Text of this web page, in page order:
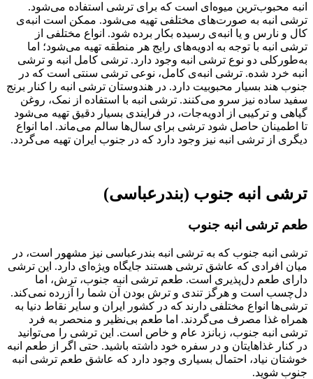
انبه محبوب‌ترین میوه‌ای است که برای ترشی استفاده می‌شود.
ترشی انبه به صورت‌های مختلفی تهیه می‌شود. ممکن است انبه‌ی
کال و نارس و یا انبه‌ی رسیده بکار برده شود. انواع مختلفی از
ترشی انبه با توجه به ادویه‌های رایج هر منطقه تهیه می‌شود؛ اما
به‌طور‌کلی دو نوع ترشی انبه وجود دارد. ترشی کامل انبه و ترشی
انبه خرد شده. ترشی انبه‌ی کامل، نوعی ترشی سنتی است که در
جنوب هند بسیار محبوبیت دارد. در هندوستان ترشی انبه را کنار برنج
سفید ساده نیز سرو می‌کنند. ترشی انبه با استفاده از نمک، روغن
گیاهی و ترکیبی از ادویه‌جات، در فرایندی بسیار دقیق تهیه می‌شود
تا اطمینان حاصل شود ترشی برای سال‌ها سالم می‌ماند. اما انواع
دیگری از ترشی انبه نیز وجود دارد که در جنوب ایران تهیه می‌گردد.
ترشی انبه جنوب (بندرعباسی)
طعم ترشی انبه جنوب
ترشی انبه جنوب که به ترشی انبه بندرعباسی نیز مشهور است، در
میان افرادی که عاشق ترشی هستند جایگاه ویژه‌ای دارد. این ترشی
دارای طعم دل‌پذیری است. طعم ترشی انبه جنوب، ترش، اما
دل‌چسب است و هرگز تندی و ترش بودن آن شما را آزرده نمی‌کند.
ترشی‌ها انواع مختلفی دارند که در کشور ایران و سایر نقاط دنیا به
همراه غذا مصرف می‌‌گردند. اما طعم بی‌نظیر و منحصر به فرد
ترشی انبه جنوب، زبانزد عام و خاص است. این ترشی را می‌توانید
در کنار غذاهایتان و در سفره خود داشته باشید. حتی اگر از طعم انبه
خوشتان نیاد، احتمال بسیاری وجود دارد که عاشق طعم ترشی انبه
جنوب شوید.